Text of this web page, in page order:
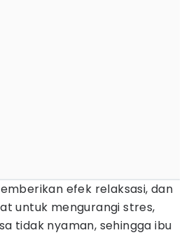
efek relaksasi, dan
untuk mengurangi stres,
tidak nyaman, sehingga ibu